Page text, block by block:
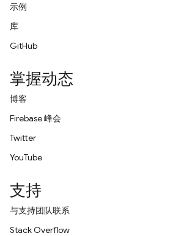
示例
库
GitHub
掌握动态
博客
Firebase 峰会
Twitter
YouTube
支持
与支持团队联系
Stack Overflow